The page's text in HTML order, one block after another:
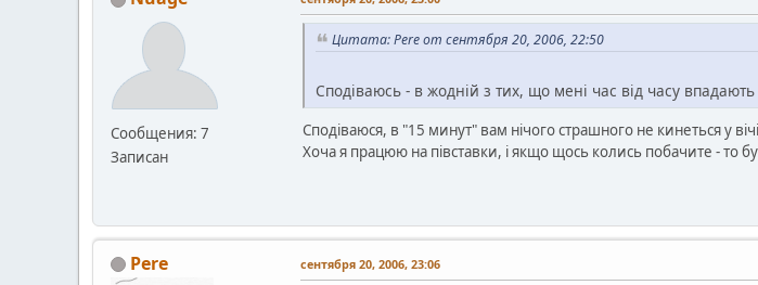
Сообщения: 7
Записан
Цитата: Pere от сентября 20, 2006, 22:50
Сподіваюсь - в жодній з тих, що мені час від часу
Сподіваюся, в "15 минут" вам нічого страшного не кинеться у вічі
Хоча я працюю на півставки, і якщо щось колись побачите - то
Pere сентября 20, 2006, 23:06